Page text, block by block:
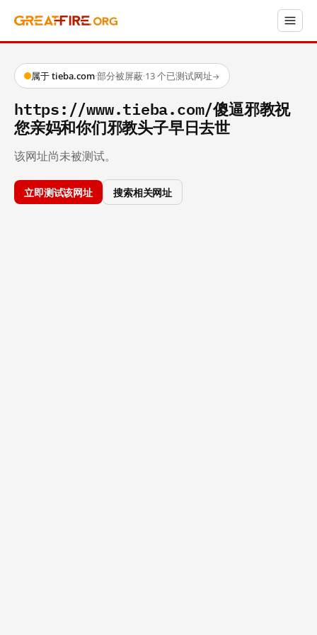
属于 tieba.com·部分被屏蔽·13 个已测试网址→
https://www.tieba.com/傻逼邪教祝
您亲妈和你们邪教头子早日去世
该网址尚未被测试。
立即测试该网址 搜索相关网址